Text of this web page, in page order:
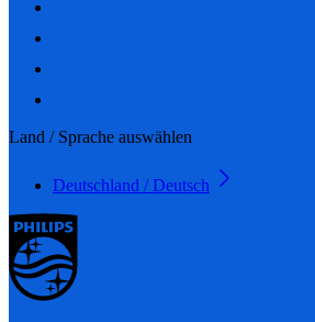
Land / Sprache auswählen
Deutschland / Deutsch